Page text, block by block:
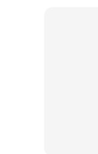
di dalam peti sejuk